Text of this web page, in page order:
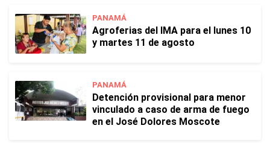
PANAMÁ
Agroferias del IMA para el lunes 10
y martes 11 de agosto
PANAMÁ
Detención provisional para menor
vinculado a caso de arma de fuego
en el José Dolores Moscote